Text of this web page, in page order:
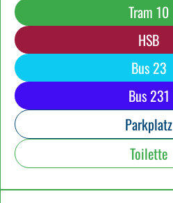
Tram 10
HSB
Bus 23
Bus 231
Parkplatz
Toilette